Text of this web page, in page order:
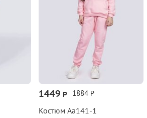
1884 Р
1449 Р
Костюм Аа141‑1